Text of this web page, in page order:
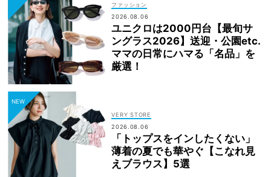
ファッション
2026.08.06
ユニクロは2000円台【最旬サ
ングラス2026】送迎・公園etc.
ママの日常にハマる「名品」を
厳選！
VERY STORE
2026.08.06
「トップスをインしたくない」
薄着の夏でも華やぐ【こなれ見
えブラウス】5選